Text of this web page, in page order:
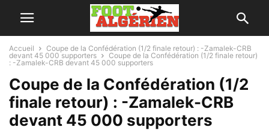
Accueil
Coupe de la Confédération (1/2 finale retour) : -Zamalek-CRB
devant 45 000 supporters
Coupe de la Confédération (1/2 finale retour)
: -Zamalek-CRB devant 45 000 supporters
Coupe de la Confédération (1/2
finale retour) : -Zamalek-CRB
devant 45 000 supporters